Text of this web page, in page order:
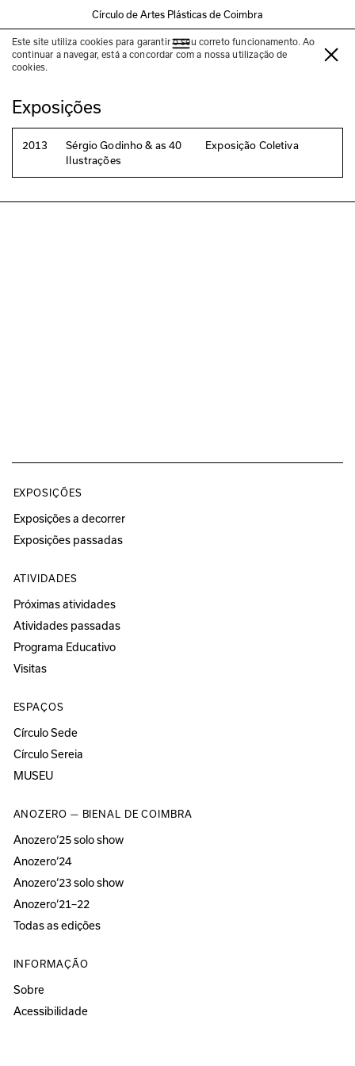
Círculo de Artes Plásticas de Coimbra
Este site utiliza cookies para garantir o seu correto funcionamento. Ao
continuar a navegar, está a concordar com a nossa utilização de
cookies.
Cristina Valadas
Exposições
2013
Sérgio Godinho & as 40
Ilustrações
Exposição Coletiva
EXPOSIÇÕES
Exposições a decorrer
Exposições passadas
ATIVIDADES
Próximas atividades
Atividades passadas
Programa Educativo
Visitas
ESPAÇOS
Círculo Sede
Círculo Sereia
MUSEU
ANOZERO — BIENAL DE COIMBRA
Anozero‘25 solo show
Anozero‘24
Anozero‘23 solo show
Anozero‘21–22
Todas as edições
INFORMAÇÃO
Sobre
Acessibilidade